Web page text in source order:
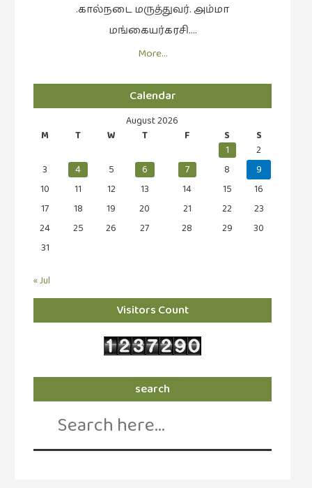
.கால்நடை மருத்துவர். அம்மா
மங்கையர்கரசி….
More…
Calendar
August 2026
M
T W T F S
S
1
2
3
4 5 6 7 8
9
10
11 12 13 14 15
16
17
18 19 20 21 22
23
24
25 26 27 28 29
30
31
« Jul
Visitors Count
search
Search